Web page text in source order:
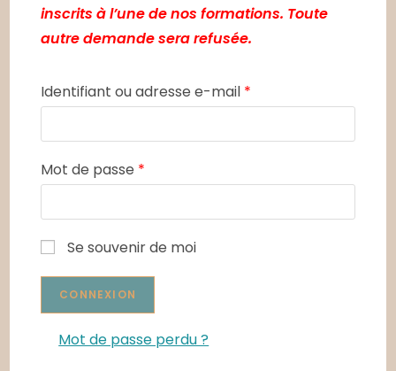
inscrits à l’une de nos formations. Toute
autre demande sera refusée.
Identifiant ou adresse e-mail *
Mot de passe *
Se souvenir de moi
Mot de passe perdu ?